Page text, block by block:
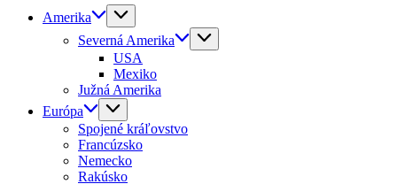
Amerika
Severná Amerika
USA
Mexiko
Južná Amerika
Európa
Spojené kráľovstvo
Francúzsko
Nemecko
Rakúsko